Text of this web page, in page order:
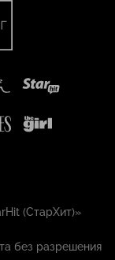
(СтарХит)»
без разрешения